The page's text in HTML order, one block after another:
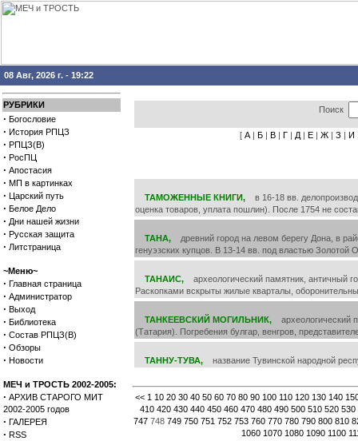
08 Авг, 2026 г. - 19:22
РУБРИКИ
· Богословие
· История РПЦЗ
· РПЦЗ(В)
· РосПЦ
· Апостасия
· МП в картинках
· Царский путь
· Белое Дело
· Дни нашей жизни
· Русская защита
· Литстраница
~Меню~
· Главная страница
· Администратор
· Выход
· Библиотека
· Состав РПЦЗ(В)
· Обзоры
· Новости
МЕЧ и ТРОСТЬ 2002-2005:
· АРХИВ СТАРОГО МИТ
2002-2005 годов
· ГАЛЕРЕЯ
· RSS
Поиск
[ А | Б | В | Г | Д | Е | Ж | З | И
ТАМОЖЕННЫЕ КНИГИ, в 16-18 вв.
оценка товаров, уплата пошлин). После 1754 не
ТАНА, древний город на левом берегу Дона, в
генуэзских купцов. В 13-14 вв. под властью
ТАНАИС, археологический памятник, античный
Раскопками вскрыты жилые кварталы,
ТАНКЕЕВСКИЙ МОГИЛЬНИК, археологический
(Татария). Погребения булгар, венгров,
ТАННУ-ТУВА, название Тувинской народной
<< 1 10 20 30 40 50 60 70 80 90 100 110 120 130 140
410 420 430 440 450 460 470 480 490 500 510 520 530
747 748 749 750 751 752 753 760 770 780 790 800 810
1060 1070 1080 1090 1100